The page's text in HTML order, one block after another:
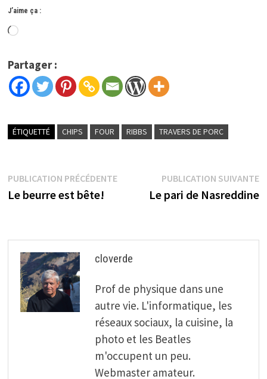
J’aime ça :
Chargement…
Partager :
ÉTIQUETTÉ CHIPS FOUR RIBBS TRAVERS DE PORC
Navigation
de
PUBLICATION PRÉCÉDENTEPublication
précédente :
Le beurre est bête!
PUBLICATION SUIVANTE
Le pari de Nasreddine
cloverde
Prof de physique dans une
autre vie. L'informatique, les
réseaux sociaux, la cuisine, la
photo et les Beatles
m'occupent un peu.
Webmaster amateur.